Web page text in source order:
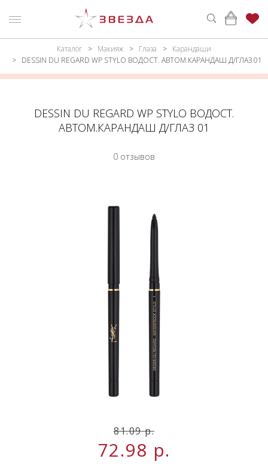
ВОЙТИ
КОНТАКТЫ
МАКИЯЖ
Каталог Макияж Глаза
Карандаши
DESSIN DU REGARD WP STYLO ВОДОСТ. АВТОМ.КАРАНДАШ Д/ГЛАЗ 01
DESSIN DU REGARD WP STYLO ВОДОСТ.
АВТОМ.КАРАНДАШ Д/ГЛАЗ 01
0 отзывов
81.09р.
72.98 р.